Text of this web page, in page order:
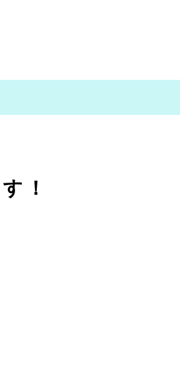
！
ご予約はこちら